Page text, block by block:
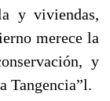
y viviendas,
merece la
y
Tangencia”l.